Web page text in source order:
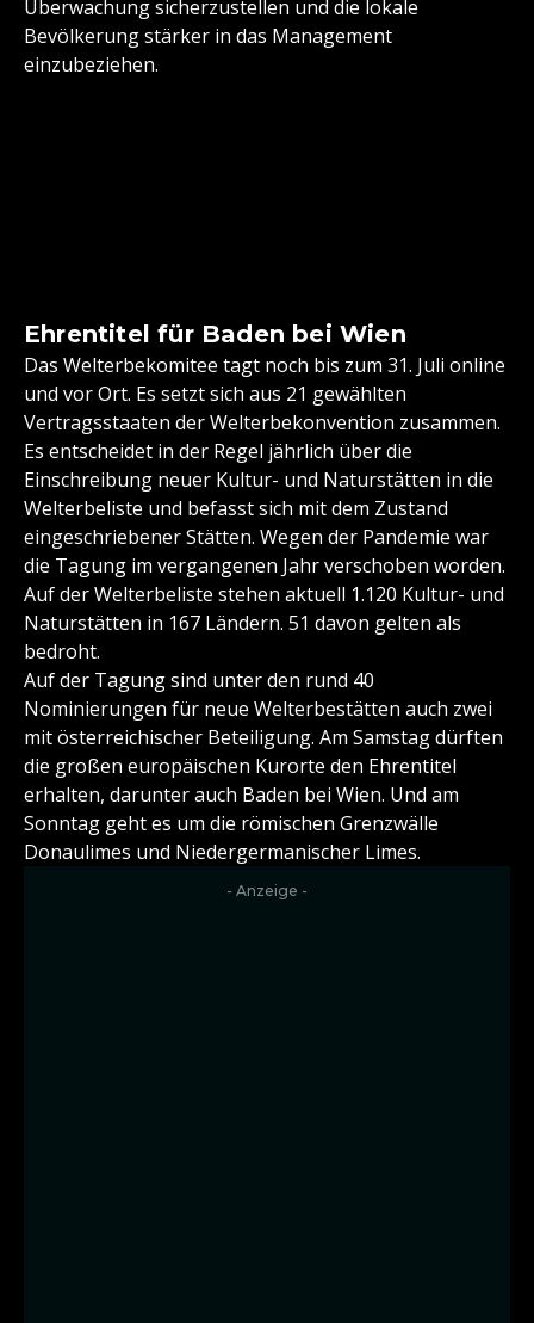
Überwachung sicherzustellen und die lokale
Bevölkerung stärker in das Management
einzubeziehen.
Ehrentitel für Baden bei Wien
Das Welterbekomitee tagt noch bis zum 31. Juli online
und vor Ort. Es setzt sich aus 21 gewählten
Vertragsstaaten der Welterbekonvention zusammen.
Es entscheidet in der Regel jährlich über die
Einschreibung neuer Kultur- und Naturstätten in die
Welterbeliste und befasst sich mit dem Zustand
eingeschriebener Stätten. Wegen der Pandemie war
die Tagung im vergangenen Jahr verschoben worden.
Auf der Welterbeliste stehen aktuell 1.120 Kultur- und
Naturstätten in 167 Ländern. 51 davon gelten als
bedroht.
Auf der Tagung sind unter den rund 40
Nominierungen für neue Welterbestätten auch zwei
mit österreichischer Beteiligung. Am Samstag dürften
die großen europäischen Kurorte den Ehrentitel
erhalten, darunter auch Baden bei Wien. Und am
Sonntag geht es um die römischen Grenzwälle
Donaulimes und Niedergermanischer Limes.
- Anzeige -